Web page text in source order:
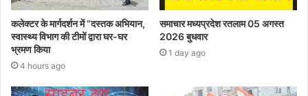
कलेक्टर के मार्गदर्शन में “दस्तक अभियान,‌
स्वास्थ्य विभाग की टीमों द्वारा घर-घर
भ्रमण किया
4 hours ago
समाचार मध्यप्रदेश रतलाम 05 अगस्त
2026 बुधवार
1 day ago